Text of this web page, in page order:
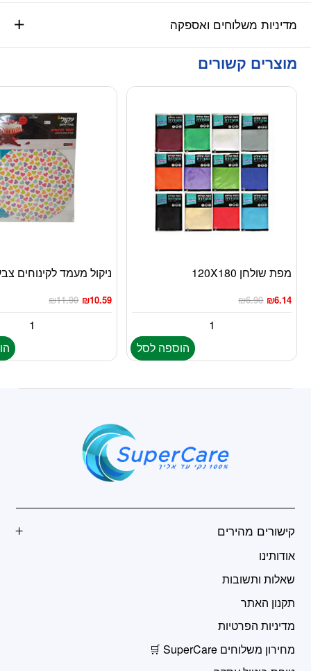
מדיניות משלוחים ואספקה
מוצרים קשורים
מפת שולחן 120X180
₪6.90 ₪6.14
הוספה לסל
ניקול מעמד לקינוחים
₪11.90 ₪10.59
קישורים מהירים
אודותינו
שאלות ותשובות
תקנון האתר
מדיניות הפרטיות
מחירון משלוחים SuperCare 🛒